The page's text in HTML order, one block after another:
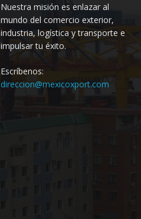
Nuestra misión es enlazar al
mundo del comercio exterior,
industria, logística y transporte e
impulsar tu éxito.
Escríbenos:
direccion@mexicoxport.com